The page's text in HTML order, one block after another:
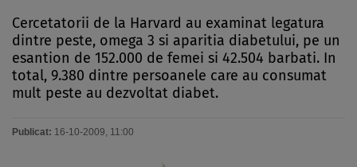
Cercetatorii de la Harvard au examinat legatura
dintre peste, omega 3 si aparitia diabetului, pe un
esantion de 152.000 de femei si 42.504 barbati. In
total, 9.380 dintre persoanele care au consumat
mult peste au dezvoltat diabet.
Publicat: 16-10-2009, 11:00